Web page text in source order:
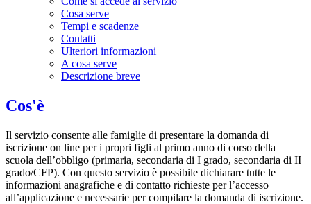
Cosa serve
Tempi e scadenze
Contatti
Ulteriori informazioni
A cosa serve
Descrizione breve
Cos'è
Il servizio consente alle famiglie di presentare la domanda di
iscrizione on line per i propri figli al primo anno di corso della
scuola dell’obbligo (primaria, secondaria di I grado, secondaria di II
grado/CFP). Con questo servizio è possibile dichiarare tutte le
informazioni anagrafiche e di contatto richieste per l’accesso
all’applicazione e necessarie per compilare la domanda di iscrizione.